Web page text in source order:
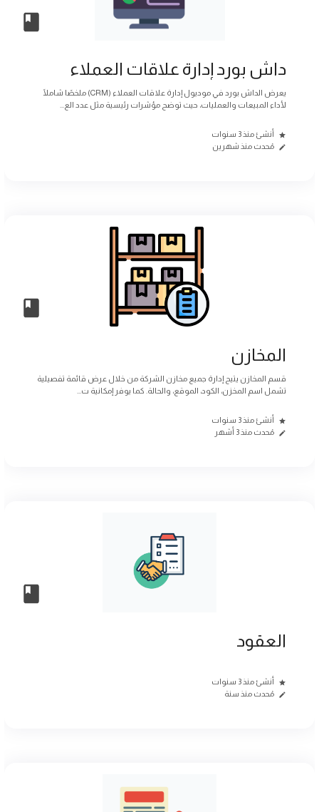
داش بورد إدارة علاقات العملاء
يعرض الداش بورد في موديول إدارة علاقات العملاء (CRM) ملخصًا شاملًا
لأداء المبيعات والعمليات، حيث توضح مؤشرات رئيسية مثل عدد الع...
أنشئ منذ 3 سنوات
مُحدث منذ شهرين
المخازن
قسم المخازن يتيح إدارة جميع مخازن الشركة من خلال عرض قائمة تفصيلية
تشمل اسم المخزن، الكود، الموقع، والحالة. كما يوفر إمكانية ت...
أنشئ منذ 3 سنوات
مُحدث منذ 3 أشهر
العقود
أنشئ منذ 3 سنوات
مُحدث منذ سنة